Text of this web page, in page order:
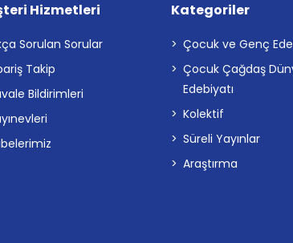
Hizmetleri
Sorulan Sorular
Takip
Bildirimleri
Kategoriler
Çocuk ve Genç
Çocuk Çağdaş
Edebiyatı
Kolektif
Süreli Yayınlar
Araştırma